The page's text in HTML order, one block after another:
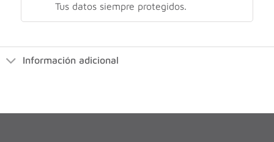
Tus datos siempre protegidos.
Información adicional